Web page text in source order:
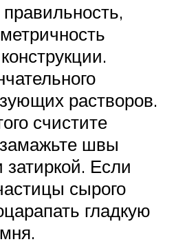
растворов.
счистите
швы
затиркой. Если
сырого
гладкую